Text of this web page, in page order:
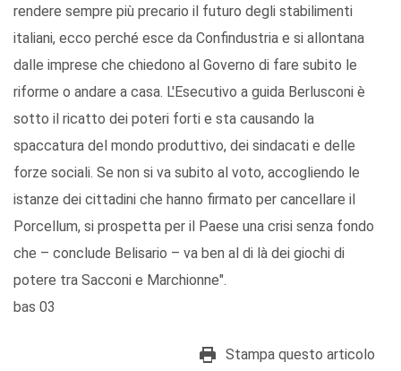
rendere sempre più precario il futuro degli stabilimenti
italiani, ecco perché esce da Confindustria e si allontana
dalle imprese che chiedono al Governo di fare subito le
riforme o andare a casa. L'Esecutivo a guida Berlusconi è
sotto il ricatto dei poteri forti e sta causando la
spaccatura del mondo produttivo, dei sindacati e delle
forze sociali. Se non si va subito al voto, accogliendo le
istanze dei cittadini che hanno firmato per cancellare il
Porcellum, si prospetta per il Paese una crisi senza fondo
che – conclude Belisario – va ben al di là dei giochi di
potere tra Sacconi e Marchionne".
bas 03
Stampa questo articolo